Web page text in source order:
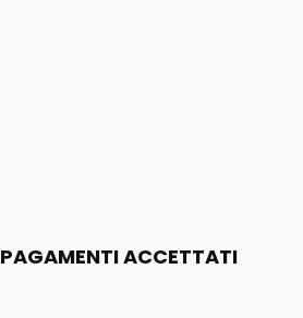
PAGAMENTI ACCETTATI